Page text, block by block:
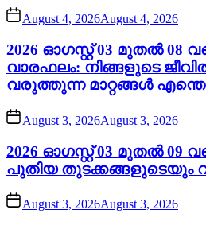
August 4, 2026August 4, 2026
2026 ഓഗസ്റ്റ് 03 മുതൽ
വാരഫലം: നിങ്ങളുടെ
വരുത്തുന്ന മാറ്റങ്ങൾ
August 3, 2026August 3, 2026
2026 ഓഗസ്റ്റ് 03 മുതൽ 09
പുതിയ തുടക്കങ്ങളുടെയും
August 3, 2026August 3, 2026